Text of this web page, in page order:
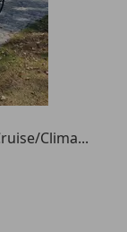
Clima...